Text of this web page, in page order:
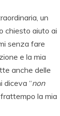
un
chiesto aiuto ai
senza fare
e la mia
anche delle
diceva “non
la mia